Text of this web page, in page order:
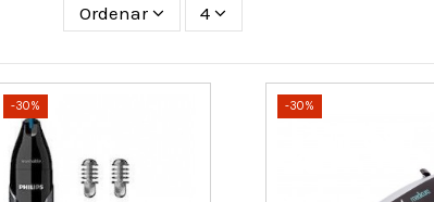
Ordenar 4
-30% -30%